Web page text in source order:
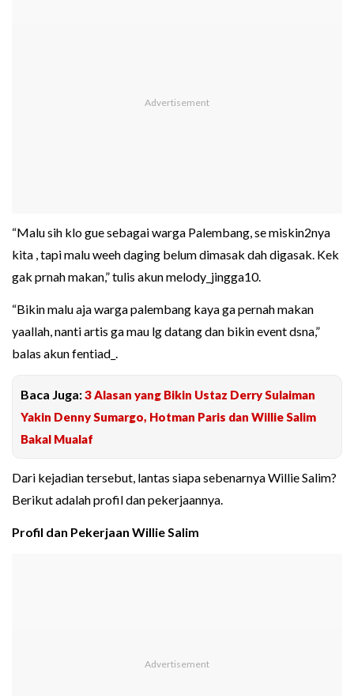
“Malu sih klo gue sebagai warga Palembang, se miskin2nya
kita , tapi malu weeh daging belum dimasak dah digasak. Kek
gak prnah makan,” tulis akun melody_jingga10.
“Bikin malu aja warga palembang kaya ga pernah makan
yaallah, nanti artis ga mau lg datang dan bikin event dsna,”
balas akun fentiad_.
Baca Juga:3 Alasan yang Bikin Ustaz Derry Sulaiman
Yakin Denny Sumargo, Hotman Paris dan Willie Salim
Bakal Mualaf
Dari kejadian tersebut, lantas siapa sebenarnya Willie Salim?
Berikut adalah profil dan pekerjaannya.
Profil dan Pekerjaan Willie Salim